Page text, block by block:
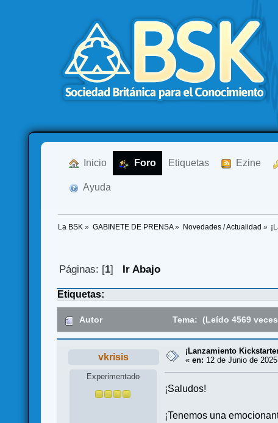
Inicio Foro Etiquetas Ezine
Ayuda
La BSK » GABINETE DE PRENSA» Novedades / Actualidad »
Páginas: [1] Ir Abajo
Etiquetas:
Autor Tema: (Leído 4569
vkrisis
Experimentado
¡Lanzamiento
«en: 12 de Junio de
¡Saludos!
¡Tenemos una